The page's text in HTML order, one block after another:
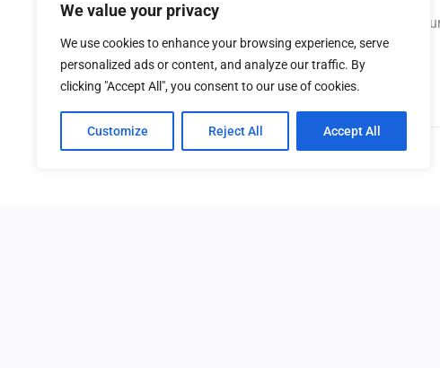
We value your privacy
We use cookies to enhance your browsing experience, serve
personalized ads or content, and analyze our traffic. By
clicking "Accept All", you consent to our use of cookies.
Customize Reject All Accept All
La quota non comprende:
costo del viaggio per
monumenti ecc… se non diversamente specificato